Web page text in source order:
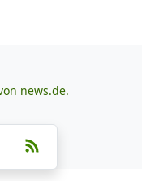
news.de.
Whatsapp
auf Telegram
XNewsletter abonnieren